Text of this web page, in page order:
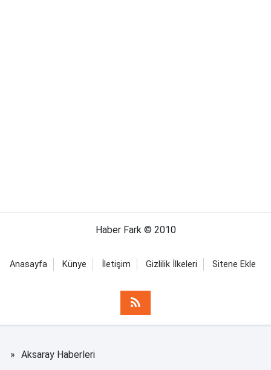
Haber Fark © 2010
Anasayfa Künye İletişim Gizlilik İlkeleri Sitene Ekle
Aksaray Haberleri